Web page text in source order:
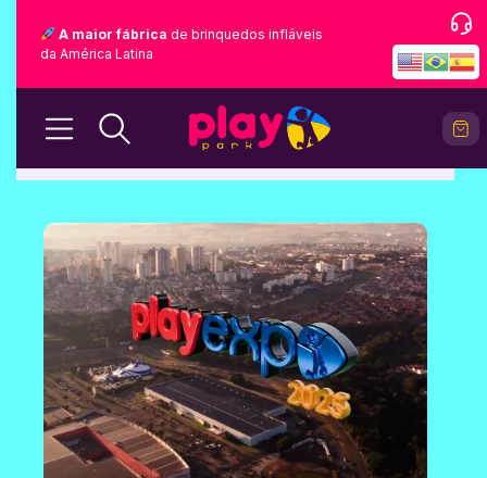
A maior fábrica de brinquedos infláveis
da América Latina
BLOG
Home Blog